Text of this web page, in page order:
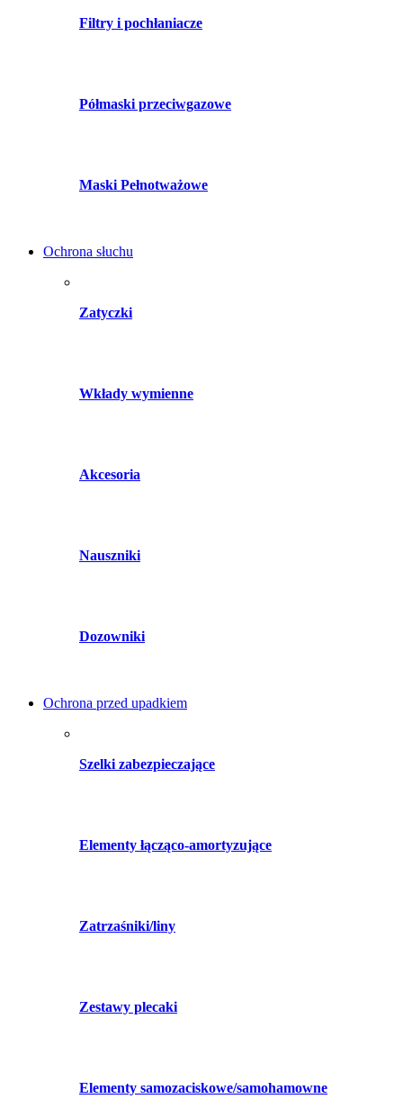
Filtry i pochłaniacze
Półmaski przeciwgazowe
Maski Pełnotważowe
Ochrona słuchu
Zatyczki
Wkłady wymienne
Akcesoria
Nauszniki
Dozowniki
Ochrona przed upadkiem
Szelki zabezpieczające
Elementy łącząco-amortyzujące
Zatrzaśniki/liny
Zestawy plecaki
Elementy samozaciskowe/samohamowne